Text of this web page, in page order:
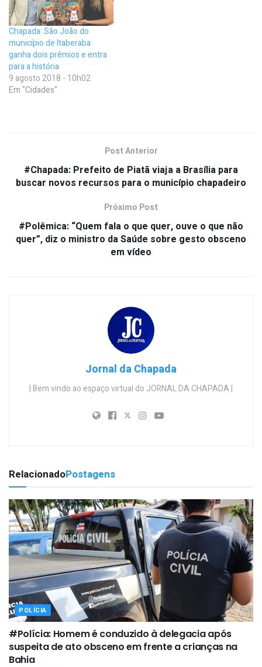
Chapada: São João do
município de Itaberaba
ganha dois prêmios e entra
para a história
9 agosto 2018 - 10h02
Em "Cidades"
Post Anterior
#Chapada: Prefeito de Piatã viaja a Brasília para
buscar novos recursos para o município chapadeiro
Próximo Post
#Polêmica: “Quem fala o que quer, ouve o que não
quer”, diz o ministro da Saúde sobre gesto obsceno
em vídeo
Jornal da Chapada
| Bem vindo ao espaço virtual do JORNAL DA CHAPADA |
RelacionadoPostagens
POLÍCIA
#Polícia: Homem é conduzido à delegacia após
suspeita de ato obsceno em frente a crianças na
Bahia